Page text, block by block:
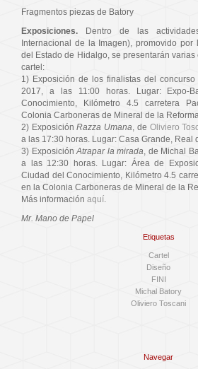
Fragmentos piezas de Batory
Exposiciones. Dentro de las
Internacional de la Imagen), promovido por
del Estado de Hidalgo, se presentarán
cartel:
1) Exposición de los finalistas del
2017, a las 11:00 horas. Lugar: Expo-
Conocimiento, Kilómetro 4.5 carretera
Colonia Carboneras de Mineral de la
2) ExposiciónRazza Umana , de Oliviero
a las 17:30 horas. Lugar: Casa Grande, Real
3) Exposición Atrapar la mirada , de Michal
a las 12:30 horas. Lugar: Área de
Ciudad del Conocimiento, Kilómetro 4.5
en la Colonia Carboneras de Mineral de la
Más información aquí
Mr. Mano de Papel
Etiquetas
Cartel
Diseño
FINI
Michal Batory
Oliviero Toscani
Navegar